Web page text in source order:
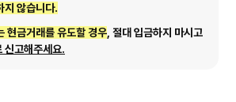
지 않습니다.
현금거래를 유도할 경우, 절대 입금하지 마시고
신고해주세요.